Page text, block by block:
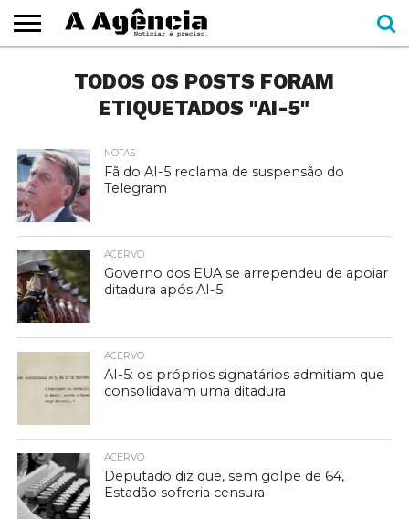
CADERNOS
SEÇÕES
ESPECIAIS
COMO
AJUDAR
CONTATOTODOS OS POSTS FORAM
ETIQUETADOS "AI-5"
NOTAS
Fã do AI-5 reclama de suspensão do
Telegram
ACERVO
Governo dos EUA se arrependeu de apoiar
ditadura após AI-5
ACERVO
AI-5: os próprios signatários admitiam que
consolidavam uma ditadura
ACERVO
Deputado diz que, sem golpe de 64,
Estadão sofreria censura